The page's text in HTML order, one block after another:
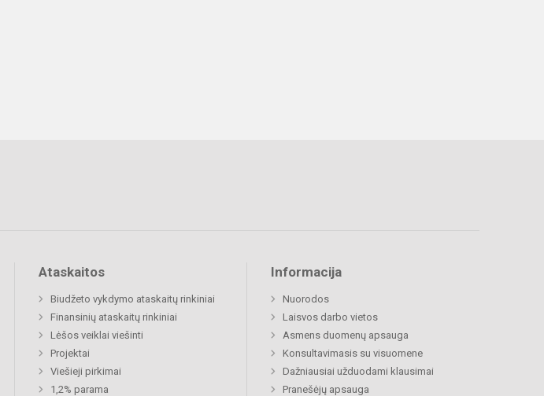
Ataskaitos
Biudžeto vykdymo ataskaitų rinkiniai
Finansinių ataskaitų rinkiniai
Lėšos veiklai viešinti
Projektai
Viešieji pirkimai
1,2% parama
Informacija
Nuorodos
Laisvos darbo vietos
Asmens duomenų apsauga
Konsultavimasis su visuomene
Dažniausiai užduodami klausimai
Pranešėjų apsauga